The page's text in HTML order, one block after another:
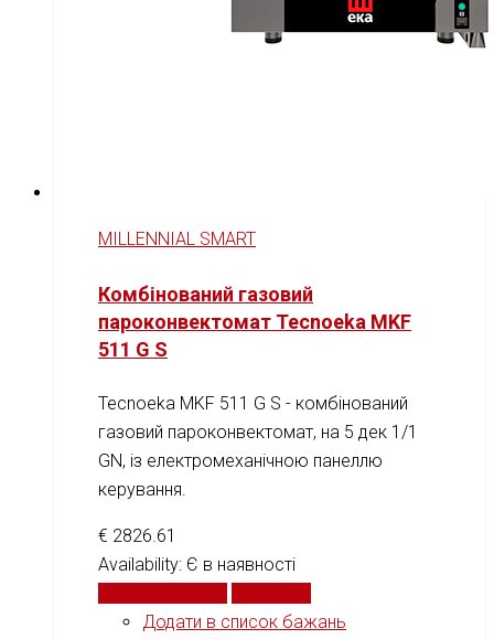
MILLENNIAL SMART
Комбінований газовий
пароконвектомат Tecnoeka MKF
511 G S
Tecnoeka MKF 511 G S - комбінований
газовий пароконвектомат, на 5 дек 1/1
GN, із електромеханічною панеллю
керування.
€ 2826.61
Availability: Є в наявності
Додати в список бажань